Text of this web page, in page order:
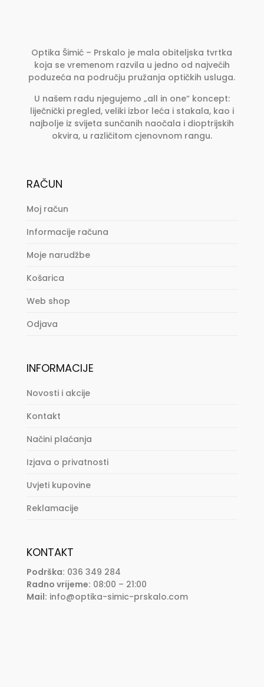
Optika Šimić – Prskalo je mala obiteljska tvrtka
koja se vremenom razvila u jedno od najvećih
poduzeća na području pružanja optičkih usluga.
U našem radu njegujemo „all in one“ koncept:
liječnički pregled, veliki izbor leća i stakala, kao i
najbolje iz svijeta sunčanih naočala i dioptrijskih
okvira, u različitom cjenovnom rangu.
RAČUN
Moj račun
Informacije računa
Moje narudžbe
Košarica
Web shop
Odjava
INFORMACIJE
Novosti i akcije
Kontakt
Načini plaćanja
Izjava o privatnosti
Uvjeti kupovine
Reklamacije
KONTAKT
Podrška: 036 349 284
Radno vrijeme: 08:00 – 21:00
Mail: info@optika-simic-prskalo.com